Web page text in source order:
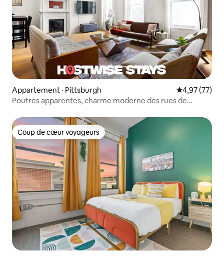
Appartement · Pittsburgh Note
4,97 (77)
Poutres apparentes, charme moderne des rues de
Coup de cœur voyageurs
Coup de cœur voyageurs